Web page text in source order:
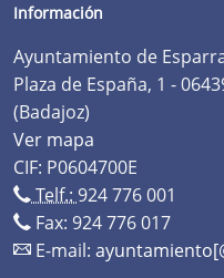
Información
Ayuntamiento de
Plaza de España, 1 -
(Badajoz)
Ver mapa
CIF: P0604700E
Telf.: 924 776 001
Fax: 924 776 017
E-mail: